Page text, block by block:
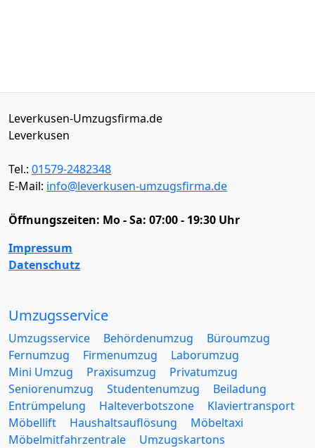
Leverkusen-Umzugsfirma.de
Leverkusen
Tel.: 01579-2482348
E-Mail: info@leverkusen-umzugsfirma.de
Öffnungszeiten: Mo - Sa: 07:00 - 19:30 Uhr
Impressum
Datenschutz
Umzugsservice
Umzugsservice Behördenumzug
Büroumzug
Fernumzug
Firmenumzug
Laborumzug
Mini Umzug
Praxisumzug
Privatumzug
Seniorenumzug
Studentenumzug
Beiladung
Entrümpelung
Halteverbotszone
Klaviertransport
Möbellift
Haushaltsauflösung
Möbeltaxi
Möbelmitfahrzentrale
Umzugskartons